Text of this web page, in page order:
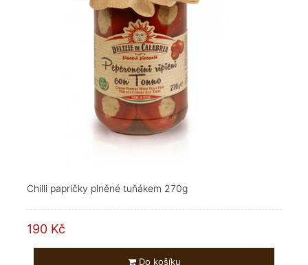
Chilli papričky plněné tuňákem 270g
190 Kč
Do košíku